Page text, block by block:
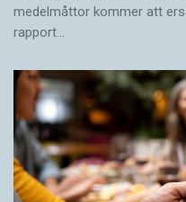
medelmåttor kommer att
rapport…